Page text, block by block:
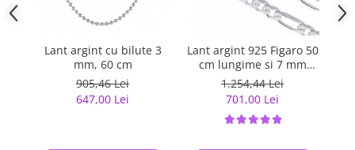
Lant argint cu bilute 3
mm, 60 cm
905,46 Lei
647,00 Lei
Lant argint 925 Figaro 50
cm lungime si 7 mm
grosime, Classical You
LSX0201
1.254,44 Lei
701,00 Lei